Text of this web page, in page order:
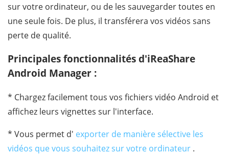
sur votre ordinateur, ou de les sauvegarder toutes en
une seule fois. De plus, il transférera vos vidéos sans
perte de qualité.
Principales fonctionnalités d'iReaShare
Android Manager :
* Chargez facilement tous vos fichiers vidéo Android et
affichez leurs vignettes sur l'interface.
* Vous permet d' exporter de manière sélective les
vidéos que vous souhaitez sur votre ordinateur .